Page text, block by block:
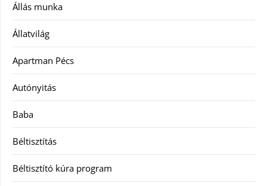
Állás munka
Állatvilág
Apartman Pécs
Autónyitás
Baba
Béltisztítás
Béltisztító kúra program